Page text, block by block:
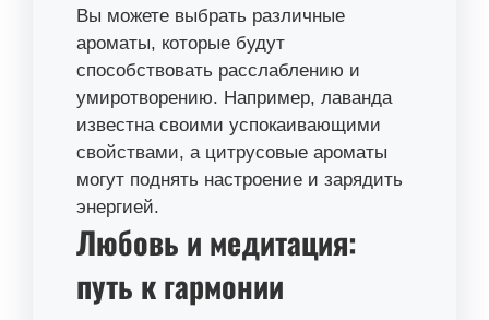
Вы можете выбрать различные
ароматы, которые будут
способствовать расслаблению и
умиротворению. Например, лаванда
известна своими успокаивающими
свойствами, а цитрусовые ароматы
могут поднять настроение и зарядить
энергией.
Любовь и медитация:
путь к гармонии